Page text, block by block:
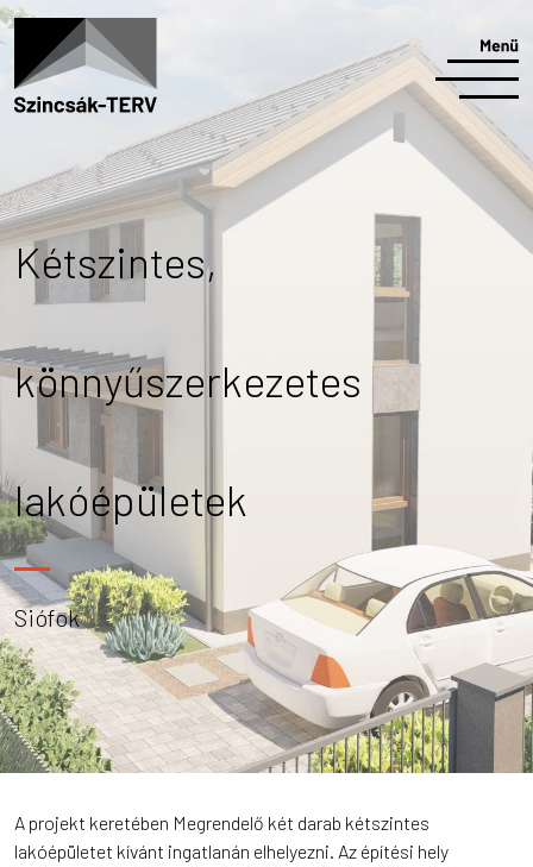
Kétszintes,
könnyűszerkezetes
lakóépületek
Siófok
A projekt keretében Megrendelő két darab kétszintes
lakóépületet kívánt ingatlanán elhelyezni. Az építési hely